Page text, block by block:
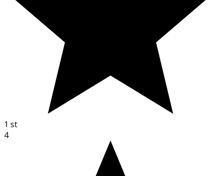
1 st
4